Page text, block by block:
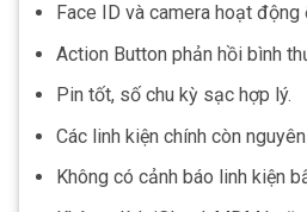
Face ID và camera hoạt động
Action Button phản hồi bình
Pin tốt, số chu kỳ sạc hợp lý.
Các linh kiện chính còn
Không có cảnh báo linh kiện